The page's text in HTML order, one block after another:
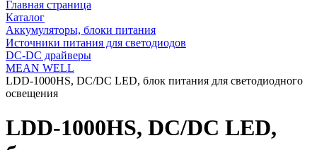
Главная страница
Каталог
Аккумуляторы, блоки питания
Источники питания для светодиодов
DC-DC драйверы
MEAN WELL
LDD-1000HS, DC/DC LED, блок питания для светодиодного
освещения
LDD-1000HS, DC/DC LED,